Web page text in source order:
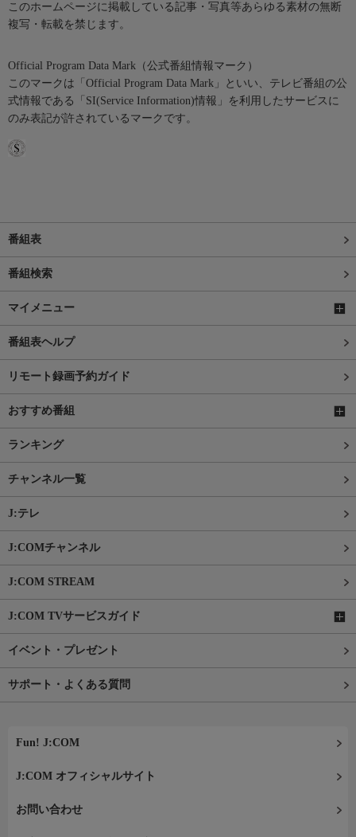
このホームページに掲載している記事・写真等あらゆる素材の無断
複写・転載を禁じます。
Official Program Data Mark（公式番組情報マーク）
このマークは「Official Program Data Mark」といい、テレビ番組の公
式情報である「SI(Service Information)情報」を利用したサービスに
のみ表記が許されているマークです。
番組表
番組検索
マイメニュー
番組表ヘルプ
リモート録画予約ガイド
おすすめ番組
ランキング
チャンネル一覧
J:テレ
J:COMチャンネル
J:COM STREAM
J:COM TVサービスガイド
イベント・プレゼント
サポート・よくある質問
Fun! J:COM
J:COM オフィシャルサイト
お問い合わせ